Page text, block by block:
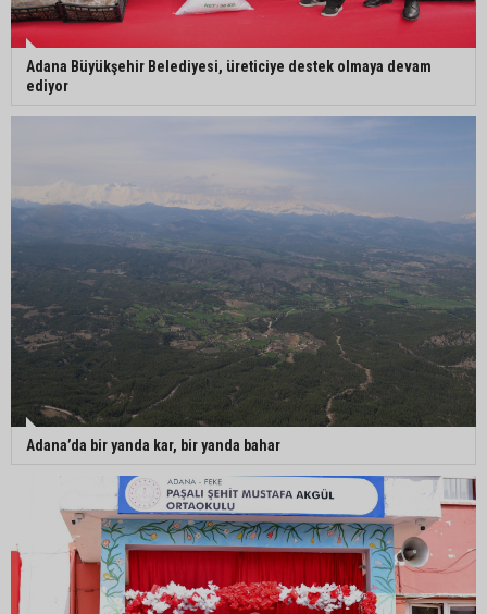
Adana Büyükşehir Belediyesi, üreticiye destek olmaya devam
ediyor
Adana’da bir yanda kar, bir yanda bahar